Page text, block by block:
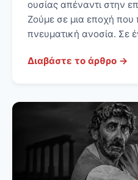
ουσίας απέναντι στην
Ζούμε σε μια εποχή που
πνευματική ανοσία. Σε
Διαβάστε το άρθρο →